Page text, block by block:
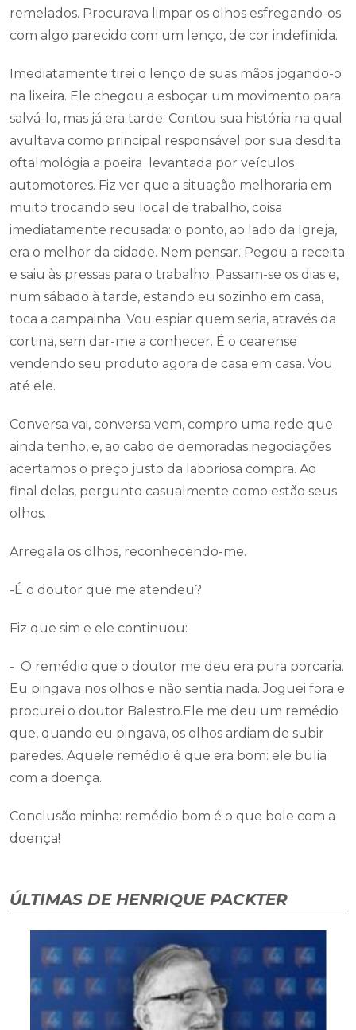
remelados. Procurava limpar os olhos esfregando-os
com algo parecido com um lenço, de cor indefinida.
Imediatamente tirei o lenço de suas mãos jogando-o
na lixeira. Ele chegou a esboçar um movimento para
salvá-lo, mas já era tarde. Contou sua história na qual
avultava como principal responsável por sua desdita
oftalmológia a poeira levantada por veículos
automotores. Fiz ver que a situação melhoraria em
muito trocando seu local de trabalho, coisa
imediatamente recusada: o ponto, ao lado da Igreja,
era o melhor da cidade. Nem pensar. Pegou a receita
e saiu às pressas para o trabalho. Passam-se os dias e,
num sábado à tarde, estando eu sozinho em casa,
toca a campainha. Vou espiar quem seria, através da
cortina, sem dar-me a conhecer. É o cearense
vendendo seu produto agora de casa em casa. Vou
até ele.
Conversa vai, conversa vem, compro uma rede que
ainda tenho, e, ao cabo de demoradas negociações
acertamos o preço justo da laboriosa compra. Ao
final delas, pergunto casualmente como estão seus
olhos.
Arregala os olhos, reconhecendo-me.
-É o doutor que me atendeu?
Fiz que sim e ele continuou:
- O remédio que o doutor me deu era pura porcaria.
Eu pingava nos olhos e não sentia nada. Joguei fora e
procurei o doutor Balestro.Ele me deu um remédio
que, quando eu pingava, os olhos ardiam de subir
paredes. Aquele remédio é que era bom: ele bulia
com a doença.
Conclusão minha: remédio bom é o que bole com a
doença!
ÚLTIMAS DE HENRIQUE PACKTER